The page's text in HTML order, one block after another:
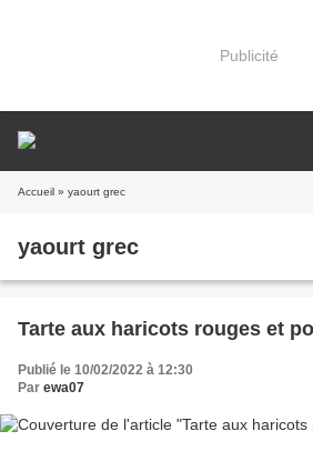
Publicité
Accueil » yaourt grec
yaourt grec
Tarte aux haricots rouges et
Publié le 10/02/2022 à 12:30
Par ewa07